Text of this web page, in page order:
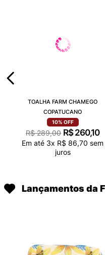
TOALHA FARM CHAMEGO
COPATUCANO
10% OFF
R$ 289,00 R$ 260,10
Em até 3x R$ 86,70 sem
juros
Lançamentos da